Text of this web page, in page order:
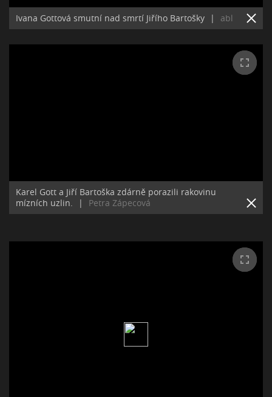
Ivana Gottová smutní nad smrtí Jiřího Bartošky | abl
Karel Gott a Jiří Bartoška zdárně porazili rakovinu
mízních uzlin.
| Petra Zápecová